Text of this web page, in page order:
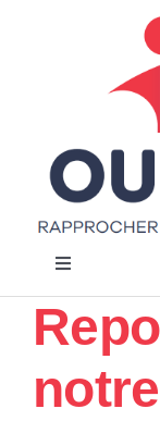
Navigation
à
bascule
Accueil
Notre projet